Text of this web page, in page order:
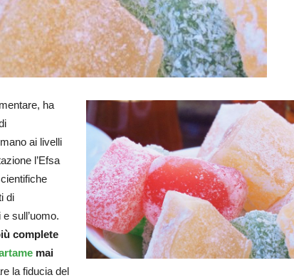
ha
ai livelli
l’Efsa
di
sull’uomo.
complete
mai
la fiducia del